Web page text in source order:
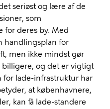
seriøst og lære af de
som
for deres by. Med
handlingsplan for
men ikke mindst gør
og det er vigtigt
for lade-infrastruktur har
at københavnere,
kan få lade-standere